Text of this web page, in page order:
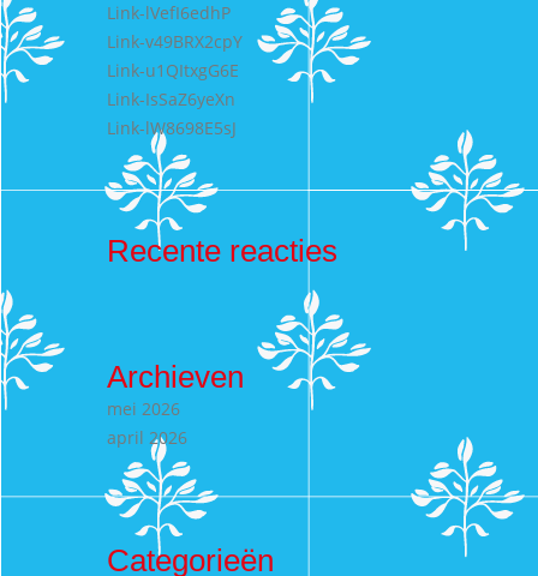
Link-lVefI6edhP
Link-v49BRX2cpY
Link-u1QItxgG6E
Link-IsSaZ6yeXn
Link-lW8698E5sJ
Recente reacties
Archieven
mei 2026
april 2026
Categorieën